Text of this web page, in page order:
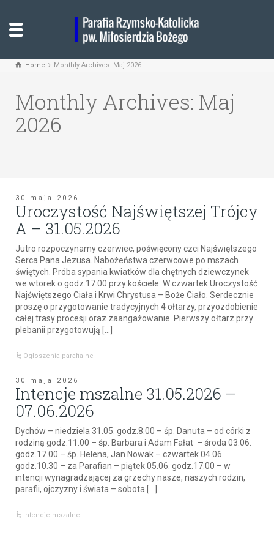
Home Monthly Archives: Maj 2026
Monthly Archives: Maj
2026
30 maja 2026
Uroczystość Najświętszej Trójcy
A – 31.05.2026
Jutro rozpoczynamy czerwiec, poświęcony czci Najświętszego
Serca Pana Jezusa. Nabożeństwa czerwcowe po mszach
świętych. Próba sypania kwiatków dla chętnych dziewczynek
we wtorek o godz.17.00 przy kościele. W czwartek Uroczystość
Najświętszego Ciała i Krwi Chrystusa – Boże Ciało. Serdecznie
proszę o przygotowanie tradycyjnych 4 ołtarzy, przyozdobienie
całej trasy procesji oraz zaangażowanie. Pierwszy ołtarz przy
plebanii przygotowują […]
Ogłoszenia parafialne
30 maja 2026
Intencje mszalne 31.05.2026 –
07.06.2026
Dychów – niedziela 31.05. godz.8.00 – śp. Danuta – od córki z
rodziną godz.11.00 – śp. Barbara i Adam Fałat – środa 03.06.
godz.17.00 – śp. Helena, Jan Nowak – czwartek 04.06.
godz.10.30 – za Parafian – piątek 05.06. godz.17.00 – w
intencji wynagradzającej za grzechy nasze, naszych rodzin,
parafii, ojczyzny i świata – sobota […]
Intencje mszalne